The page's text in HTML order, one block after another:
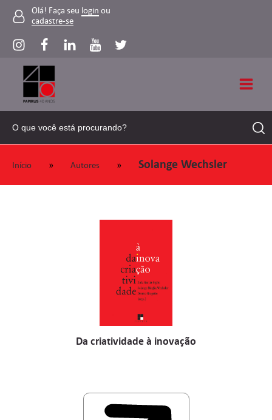
Olá! Faça seu login ou
cadastre-se
Início » Autores » Solange Wechsler
Da criatividade à inovação